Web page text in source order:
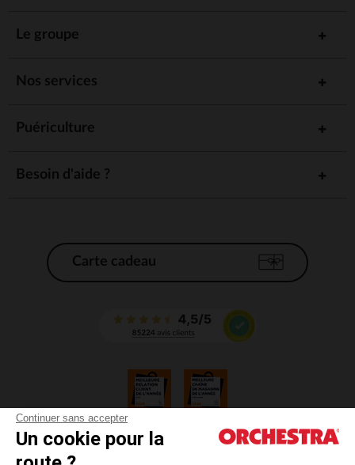
Continuer sans accepter
Un cookie pour la
Le groupe
Nos services
Puériculture
Besoin d'aide ?
Carte cadeau